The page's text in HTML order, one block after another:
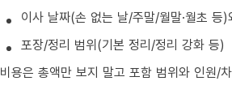
이사 날짜(손 없는 날/주말/월말·월초 등)
포장/정리 범위(기본 정리/정리 강화 등)
비용은 총액만 보지 말고 포함 범위와 인원/